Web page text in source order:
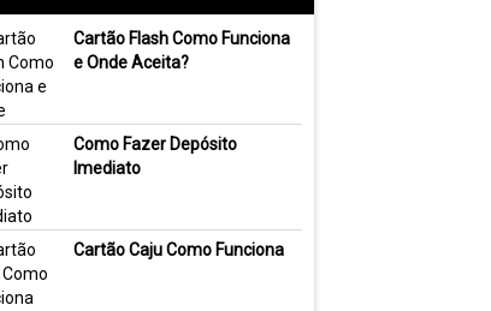
Cartão Flash Como Funciona
e Onde Aceita?
Como Fazer Depósito
Imediato
Cartão Caju Como Funciona